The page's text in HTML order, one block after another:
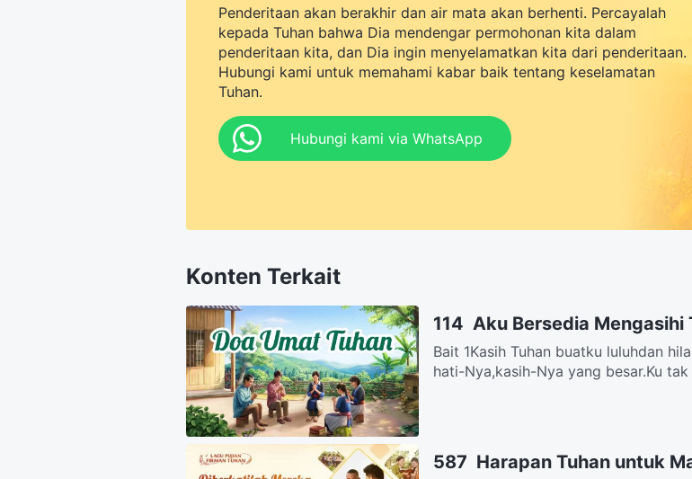
Penderitaan akan berakhir dan air mata akan berhenti. Percayalah
kepada Tuhan bahwa Dia mendengar permohonan kita dalam
penderitaan kita, dan Dia ingin menyelamatkan kita dari penderitaan.
Hubungi kami untuk memahami kabar baik tentang keselamatan
Tuhan.
Hubungi kami via WhatsApp
Konten Terkait
114 Aku Bersedia Mengasihi
Bait 1Kasih Tuhan buatku luluhdan
hati-Nya,kasih-Nya yang besar.Ku
587 Harapan Tuhan untuk